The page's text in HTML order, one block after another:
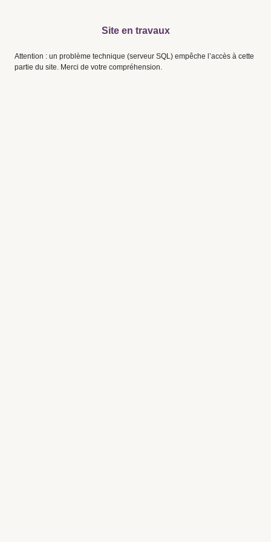
Site en travaux
Attention : un problème technique (serveur SQL) empêche l’accès à cette
partie du site. Merci de votre compréhension.